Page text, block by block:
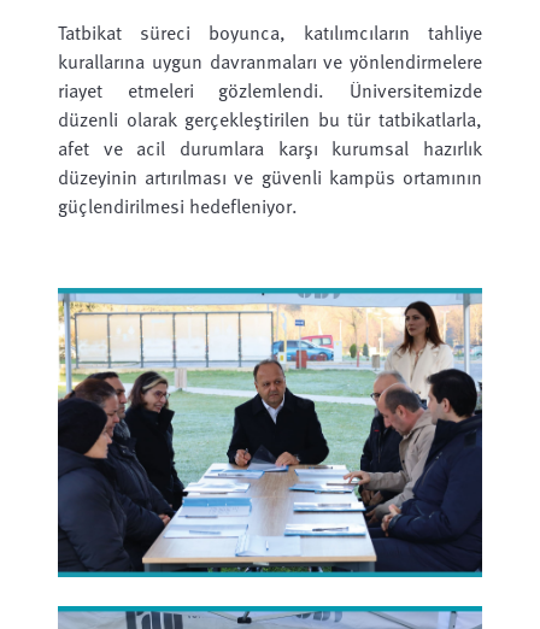
Tatbikat süreci boyunca, katılımcıların tahliye
kurallarına uygun davranmaları ve yönlendirmelere
riayet etmeleri gözlemlendi. Üniversitemizde
düzenli olarak gerçekleştirilen bu tür tatbikatlarla,
afet ve acil durumlara karşı kurumsal hazırlık
düzeyinin artırılması ve güvenli kampüs ortamının
güçlendirilmesi hedefleniyor.